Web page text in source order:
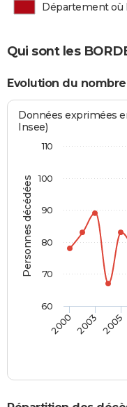
Département où
Qui sont les
Evolution du
Personnes décédées
Données exprimées
Insee)
2000 2003 2005
60
70
80
90
100
110